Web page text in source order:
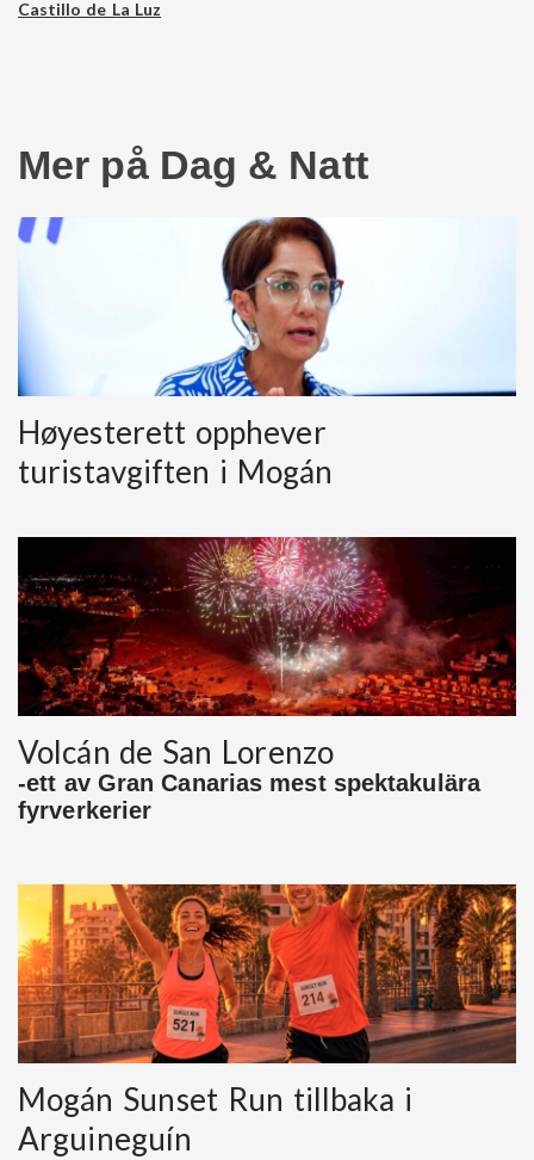
Castillo de La Luz
Mer på Dag & Natt
Høyesterett opphever
turistavgiften i Mogán
Volcán de San Lorenzo
-ett av Gran Canarias mest spektakulära
fyrverkerier
Mogán Sunset Run tillbaka i
Arguineguín